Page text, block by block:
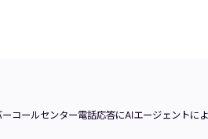
コールセンター電話応答にAIエージェント